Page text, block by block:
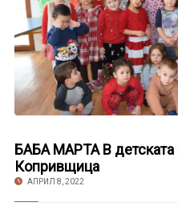
БАБА МАРТА В детската
Копривщица
АПРИЛ 8, 2022